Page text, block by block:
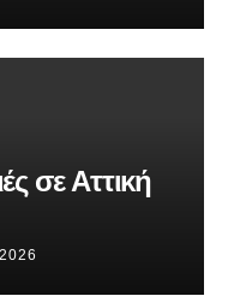
σε Αττική